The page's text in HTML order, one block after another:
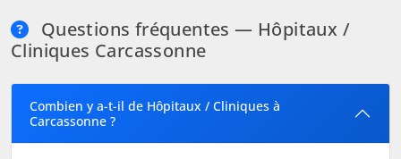
Questions fréquentes — Hôpitaux /
Cliniques Carcassonne
Combien y a-t-il de Hôpitaux / Cliniques à
Carcassonne ?